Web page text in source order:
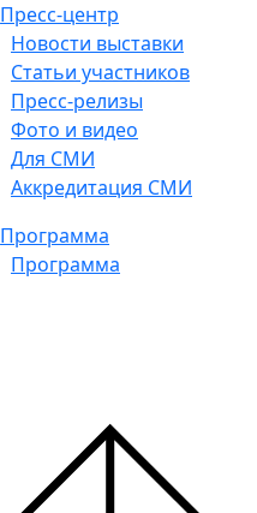
Пресс-центр
Новости выставки
Статьи участников
Пресс-релизы
Фото и видео
Для СМИ
Аккредитация СМИ
Программа
Программа